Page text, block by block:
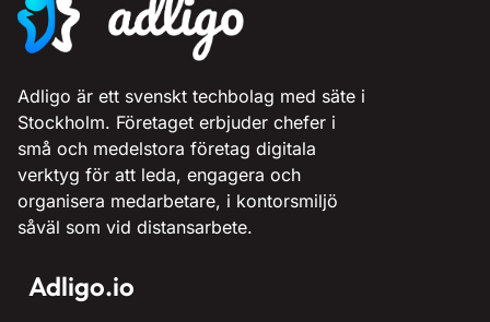
Adligo är ett svenskt techbolag med säte i
Stockholm. Företaget erbjuder chefer i
små och medelstora företag digitala
verktyg för att leda, engagera och
organisera medarbetare, i kontorsmiljö
såväl som vid distansarbete.
Adligo.io